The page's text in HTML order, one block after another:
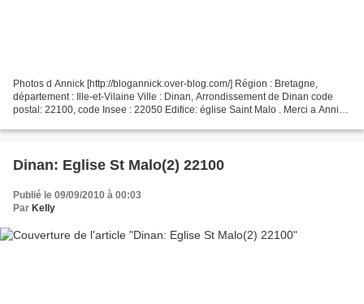
Photos d Annick [http://blogannick.over-blog.com/] Région : Bretagne,
département : Ille-et-Vilaine Ville : Dinan, Arrondissement de Dinan code
postal: 22100, code Insee : 22050 Edifice: église Saint Malo . Merci a Annick
Dinan: Eglise St Malo(2) 22100
Publié le 09/09/2010 à 00:03
Par Kelly